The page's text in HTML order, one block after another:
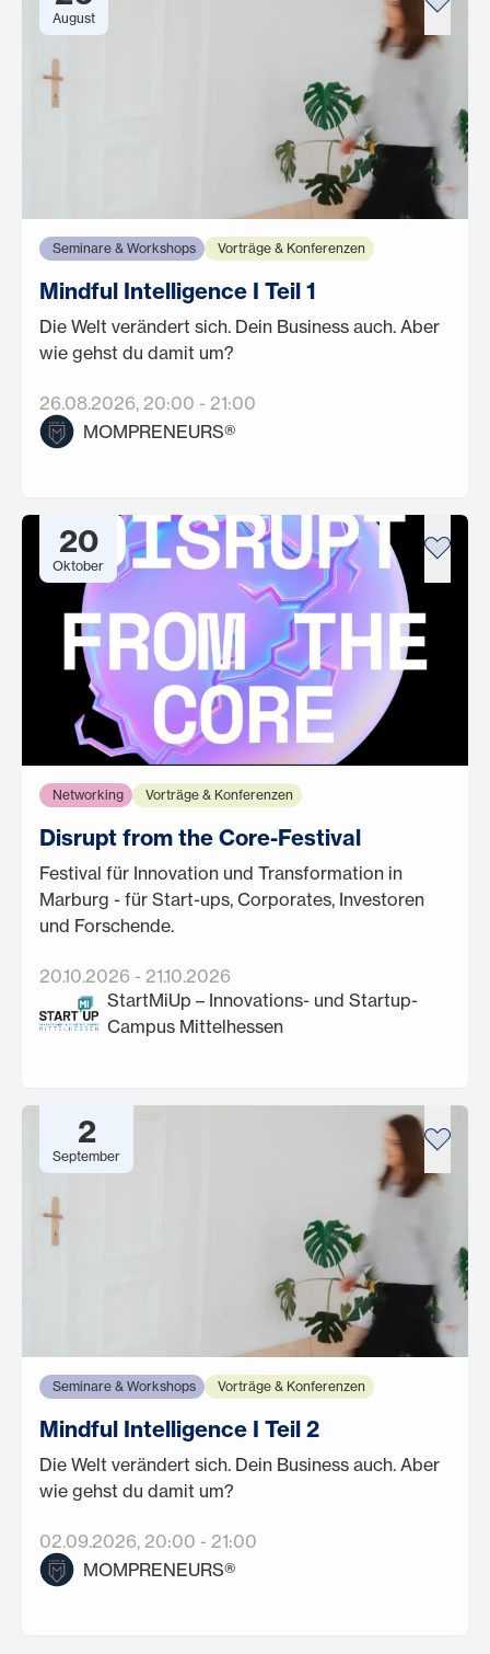
August
Seminare & Workshops Vorträge & Konferenzen
Mindful Intelligence I Teil 1
Die Welt verändert sich. Dein Business auch. Aber
wie gehst du damit um?
26.08.2026, 20:00 - 21:00
MOMPRENEURS®
20
Oktober
Networking Vorträge & Konferenzen
Disrupt from the Core-Festival
Festival für Innovation und Transformation in
Marburg - für Start-ups, Corporates, Investoren
und Forschende.
20.10.2026 - 21.10.2026
StartMiUp – Innovations- und Startup-
Campus Mittelhessen
2
September
Seminare & Workshops Vorträge & Konferenzen
Mindful Intelligence I Teil 2
Die Welt verändert sich. Dein Business auch. Aber
wie gehst du damit um?
02.09.2026, 20:00 - 21:00
MOMPRENEURS®